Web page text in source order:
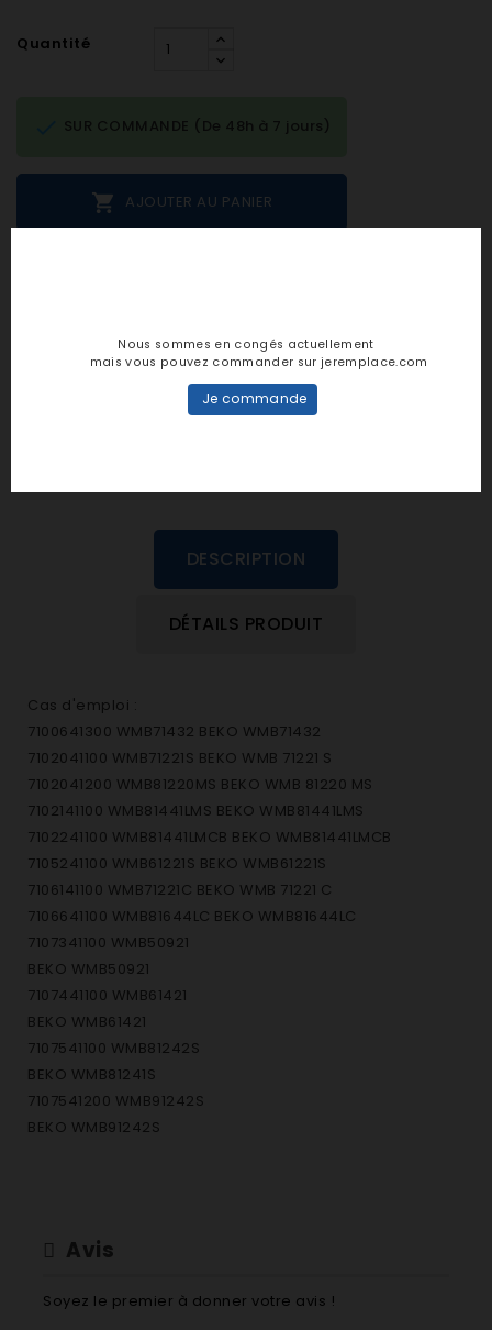
Quantité
 AJOUTER AU PANIER
SUR COMMANDE (De 48h à 7 jours)
personne n'a encore posté d'avis
DESCRIPTION
DÉTAILS PRODUIT
Cas d'emploi :
7100641300 WMB71432 BEKO WMB71432
7102041100 WMB71221S BEKO WMB 71221 S
7102041200 WMB81220MS BEKO WMB 81220 MS
7102141100 WMB81441LMS BEKO WMB81441LMS
7102241100 WMB81441LMCB BEKO WMB81441LMCB
7105241100 WMB61221S BEKO WMB61221S
7106141100 WMB71221C BEKO WMB 71221 C
7106641100 WMB81644LC BEKO WMB81644LC
7107341100 WMB50921
BEKO WMB50921
7107441100 WMB61421
BEKO WMB61421
7107541100 WMB81242S
BEKO WMB81241S
7107541200 WMB91242S
BEKO WMB91242S
7114241100 WMB61231MS BEKO WMB 61231 MS
7115341100 WMB71421S BEKO WMB 71421 S
Avis
Soyez le premier à donner votre avis !
Nous sommes en congés actuellement
mais vous pouvez commander sur jeremplace.com
Je commande